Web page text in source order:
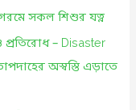
গরমে সকল শিশুর যত্ন
প্রতিরোধ – Disaster
অস্বস্তি এড়াতে